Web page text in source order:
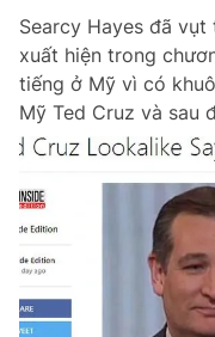
Searcy Hayes đã
xuất hiện trong
tiếng ở Mỹ vì có
Mỹ Ted Cruz và sau